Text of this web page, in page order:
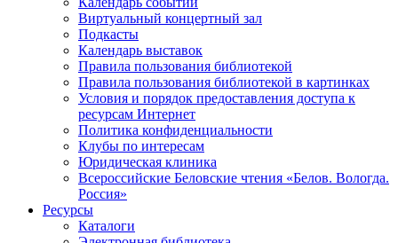
Виртуальный концертный зал
Подкасты
Календарь выставок
Правила пользования библиотекой
Правила пользования библиотекой в картинках
Условия и порядок предоставления доступа к
ресурсам Интернет
Политика конфиденциальности
Клубы по интересам
Юридическая клиника
Всероссийские Беловские чтения «Белов. Вологда.
Россия»
Ресурсы
Каталоги